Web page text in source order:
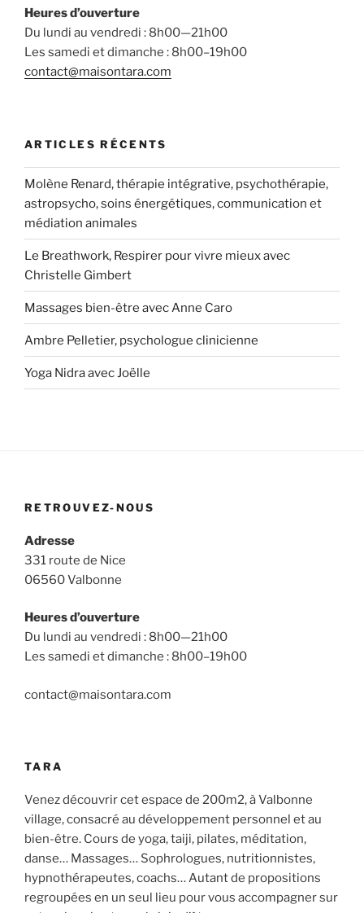
Heures d’ouverture
Du lundi au vendredi : 8h00—21h00
Les samedi et dimanche : 8h00–19h00
contact@maisontara.com
ARTICLES RÉCENTS
Molène Renard, thérapie intégrative, psychothérapie,
astropsycho, soins énergétiques, communication et
médiation animales
Le Breathwork, Respirer pour vivre mieux avec
Christelle Gimbert
Massages bien-être avec Anne Caro
Ambre Pelletier, psychologue clinicienne
Yoga Nidra avec Joëlle
RETROUVEZ-NOUS
Adresse
331 route de Nice
06560 Valbonne
Heures d’ouverture
Du lundi au vendredi : 8h00—21h00
Les samedi et dimanche : 8h00–19h00
contact@maisontara.com
TARA
Venez découvrir cet espace de 200m2, à Valbonne
village, consacré au développement personnel et au
bien-être. Cours de yoga, taiji, pilates, méditation,
danse… Massages… Sophrologues, nutritionnistes,
hypnothérapeutes, coachs… Autant de propositions
regroupées en un seul lieu pour vous accompagner sur